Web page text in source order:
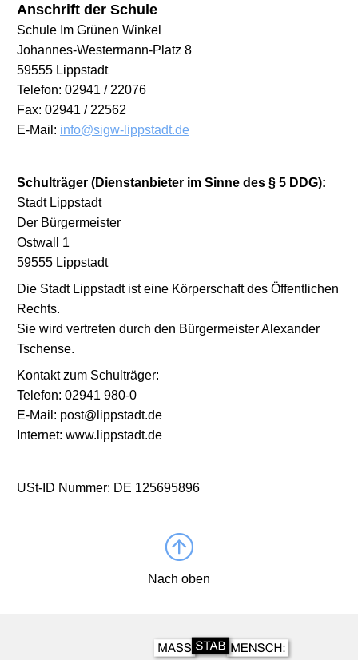
Anschrift der Schule
Schule Im Grünen Winkel
Johannes-Westermann-Platz 8
59555 Lippstadt
Telefon: 02941 / 22076
Fax: 02941 / 22562
E-Mail: info@sigw-lippstadt.de
Schulträger (Dienstanbieter im Sinne des § 5 DDG):
Stadt Lippstadt
Der Bürgermeister
Ostwall 1
59555 Lippstadt
Die Stadt Lippstadt ist eine Körperschaft des Öffentlichen
Rechts.
Sie wird vertreten durch den Bürgermeister Alexander
Tschense.
Kontakt zum Schulträger:
Telefon: 02941 980-0
E-Mail: post@lippstadt.de
Internet: www.lippstadt.de
USt-ID Nummer: DE 125695896
Nach oben